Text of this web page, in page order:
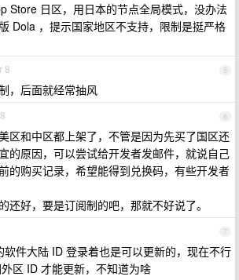
Store 日区，用日本的节点全局模式，没办法
Dola ，提示国家地区不支持，限制是挺严格
5
8
，后面就经常抽风
6
区和中区都上架了，不管是因为先买了国区还
的原因，可以尝试给开发者发邮件，就说自己
的购买记录，希望能得到兑换码，有些开发者
还好，要是订阅制的吧，那就不好说了。
7
软件大陆 ID 登录着也是可以更新的，现在不行
区 ID 才能更新，不知道为啥